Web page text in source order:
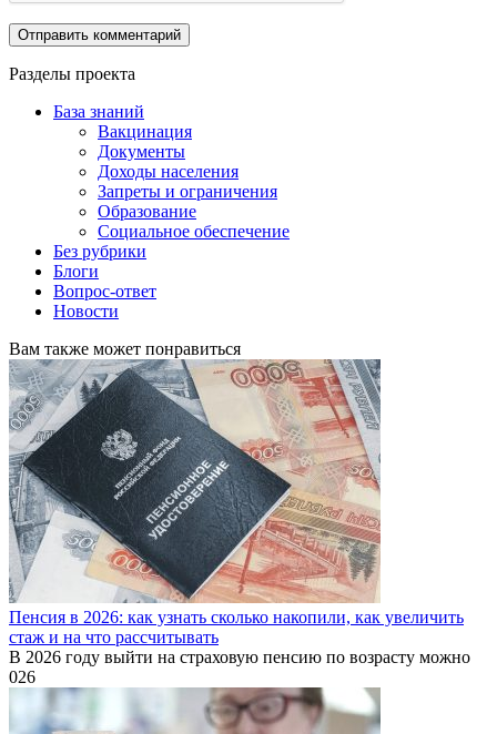
Разделы проекта
База знаний
Вакцинация
Документы
Доходы населения
Запреты и ограничения
Образование
Социальное обеспечение
Без рубрики
Блоги
Вопрос-ответ
Новости
Вам также может понравиться
Пенсия в 2026: как узнать сколько накопили, как увеличить
стаж и на что рассчитывать
В 2026 году выйти на страховую пенсию по возрасту можно
026